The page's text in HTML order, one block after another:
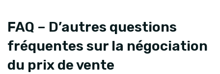
FAQ – D’autres questions
fréquentes sur la négociation
du prix de vente